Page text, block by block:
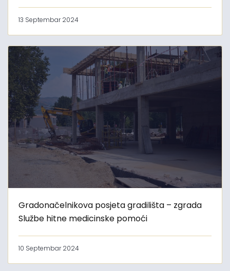
13 Septembar 2024
Gradonačelnikova posjeta gradilišta – zgrada
Službe hitne medicinske pomoći
10 Septembar 2024